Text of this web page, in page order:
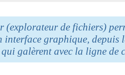
de fichiers)
interface graphique, depuis
galèrent avec la ligne de